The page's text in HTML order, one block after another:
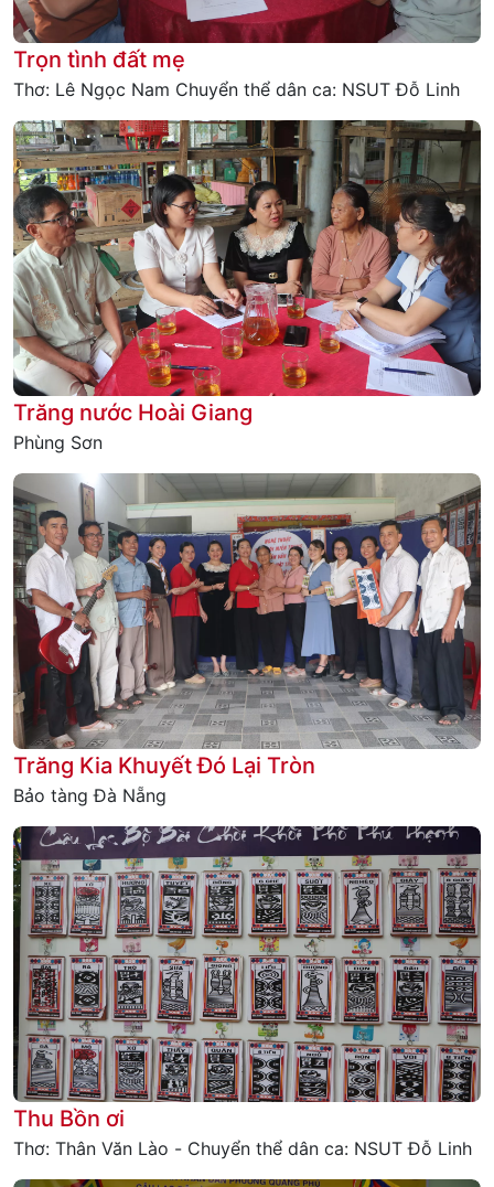
Trọn tình đất mẹ
Thơ: Lê Ngọc Nam Chuyển thể dân ca: NSUT Đỗ Linh
Trăng nước Hoài Giang
Phùng Sơn
Trăng Kia Khuyết Đó Lại Tròn
Bảo tàng Đà Nẵng
Thu Bồn ơi
Thơ: Thân Văn Lào - Chuyển thể dân ca: NSUT Đỗ Linh